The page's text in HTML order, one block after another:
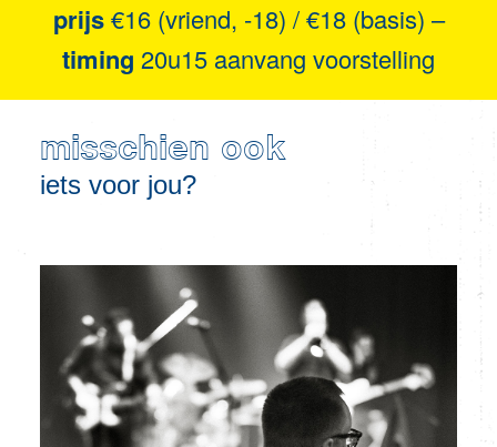
prijs€16 (vriend, -18) / €18 (basis) –
timing 20u15 aanvang voorstelling
misschien ook
iets voor jou?